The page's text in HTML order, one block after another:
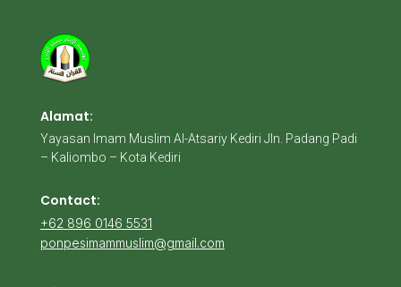
Alamat:
Yayasan Imam Muslim Al-Atsariy Kediri Jln. Padang Padi
– Kaliombo – Kota Kediri
Contact:
+62 896 0146 5531
ponpesimammuslim@gmail.com